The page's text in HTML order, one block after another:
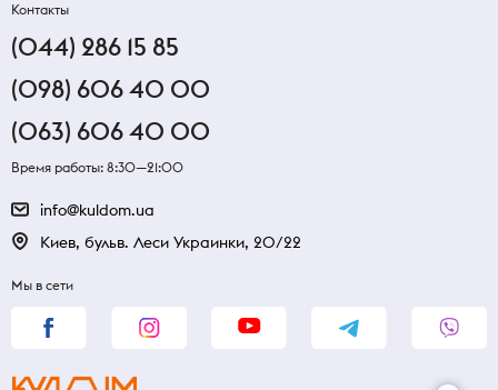
Контакты
(044) 286 15 85
(098) 606 40 00
(063) 606 40 00
Время работы: 8:30—21:00
info@kuldom.ua
Киев, бульв. Леси Украинки, 20/22
Мы в сети